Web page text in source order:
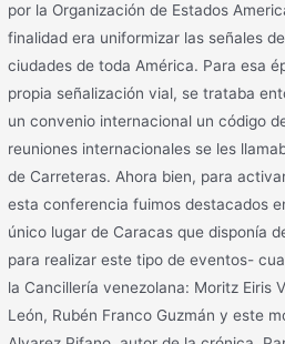
por la Organización de Estados
finalidad era uniformizar las señales
ciudades de toda América. Para esa
propia señalización vial, se trataba
un convenio internacional un código
reuniones internacionales se les
de Carreteras. Ahora bien, para
esta conferencia fuimos destacados
único lugar de Caracas que disponía
para realizar este tipo de eventos-
la Cancillería venezolana: Moritz Eiris
León, Rubén Franco Guzmán y este